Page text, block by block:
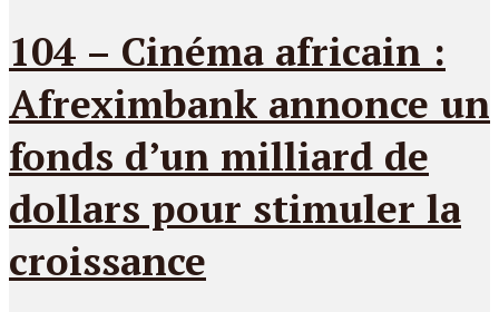
104 – Cinéma africain :
Afreximbank annonce un
fonds d’un milliard de
dollars pour stimuler la
croissance